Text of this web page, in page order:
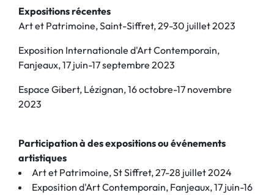
Expositions récentes
Art et Patrimoine, Saint-Siffret, 29-30 juillet 2023
Exposition Internationale d'Art Contemporain,
Fanjeaux, 17 juin-17 septembre 2023
Espace Gibert, Lézignan, 16 octobre-17 novembre
2023
Participation à des expositions ou événements
artistiques
Art et Patrimoine, St Siffret, 27-28 juillet 2024
Exposition d'Art Contemporain, Fanjeaux, 17 juin-16